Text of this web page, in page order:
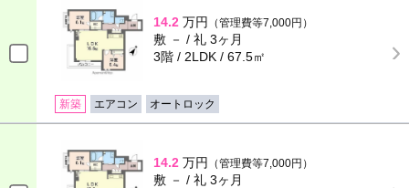
14.2 万円 （管理費等7,000円）
敷 － / 礼 3ヶ月
3階 / 2LDK / 67.5㎡
新築 エアコン オートロック
14.2 万円 （管理費等7,000円）
敷 － / 礼 3ヶ月